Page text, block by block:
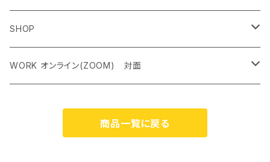
SHOP
ペンダントトップ＜レアストーン＞
ケルティック アンド シンボルネックレス
WORK オンライン(ZOOM) 対面
霊気アチューンメント オンライン（ZOOM） 対面
商品一覧に戻る